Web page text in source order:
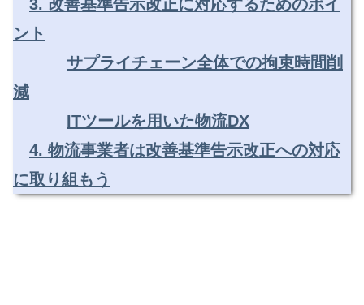
3. 改善基準告示改正に対応するためのポイ
ント
サプライチェーン全体での拘束時間削
減
ITツールを用いた物流DX
4. 物流事業者は改善基準告示改正への対応
に取り組もう